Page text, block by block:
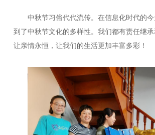
中秋节习俗代代流传。在信息化时代的
到了中秋节文化的多样性。我们都有责任继承
让亲情永恒，让我们的生活更加丰富多彩！